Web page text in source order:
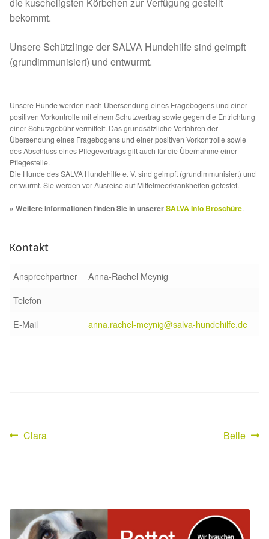
Auslandstierschutz
Unsere Notnasen
Notnasen in Deutschland
Notnasen noch im Ausland
Mittelmeerkrankheiten
Info Broschüre – SALVA Hundehilfe e.V.
bekommt.
Unsere Schützlinge der SALVA Hundehilfe sind geimpft
(grundimmunisiert) und entwurmt.
Unsere Hunde werden nach Übersendung eines Fragebogens und einer
positiven Vorkontrolle mit einem Schutzvertrag sowie gegen die Entrichtung
einer Schutzgebühr vermittelt. Das grundsätzliche Verfahren der
Übersendung eines Fragebogens und einer positiven Vorkontrolle sowie
des Abschluss eines Pflegevertrags gilt auch für die Übernahme einer
Pflegestelle.
Die Hunde des SALVA Hundehilfe e. V. sind geimpft (grundimmunisiert) und
entwurmt. Sie werden vor Ausreise auf Mittelmeerkrankheiten getestet.
» Weitere Informationen finden Sie in unsererSALVA Info Broschüre.
Kontakt
Ansprechpartner
Anna-Rachel Meynig
Telefon
E-Mail
anna.rachel-meynig@salva-hundehilfe.de
Beitragsnavigation
Vorheriger
Clara
Nächster
Belle